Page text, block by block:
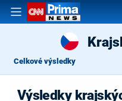
Celkové výsledky
Výsledky